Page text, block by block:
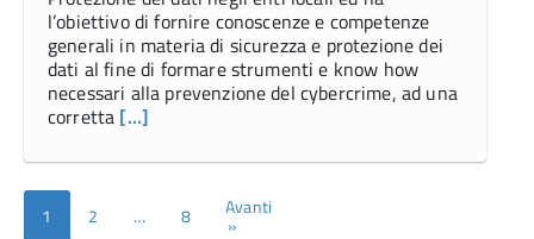
l’obiettivo di fornire conoscenze e competenze
generali in materia di sicurezza e protezione dei
dati al fine di formare strumenti e know how
necessari alla prevenzione del cybercrime, ad una
corretta […]
1 2 … 8 Avanti
»